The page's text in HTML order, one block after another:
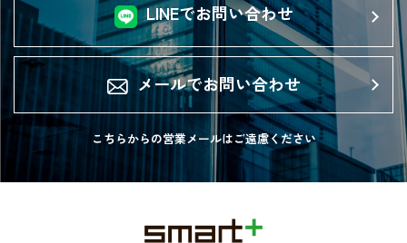
LINEでお問い合わせ
メールでお問い合わせ
こちらからの営業メールはご遠慮ください